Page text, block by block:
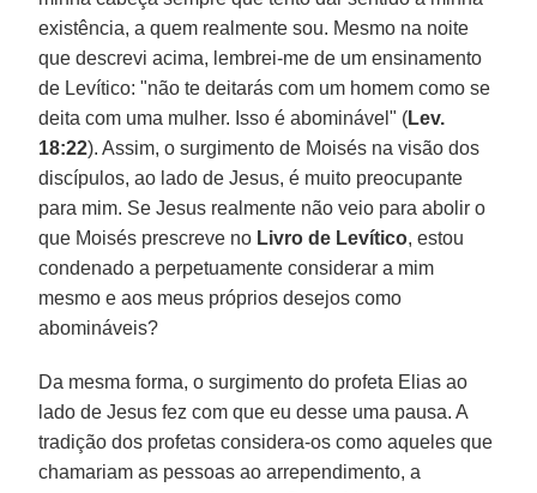
existência, a quem realmente sou. Mesmo na noite
que descrevi acima, lembrei-me de um ensinamento
de Levítico: "não te deitarás com um homem como se
deita com uma mulher. Isso é abominável" (Lev.
18:22). Assim, o surgimento de Moisés na visão dos
discípulos, ao lado de Jesus, é muito preocupante
para mim. Se Jesus realmente não veio para abolir o
que Moisés prescreve no Livro de Levítico, estou
condenado a perpetuamente considerar a mim
mesmo e aos meus próprios desejos como
abomináveis?
Da mesma forma, o surgimento do profeta Elias ao
lado de Jesus fez com que eu desse uma pausa. A
tradição dos profetas considera-os como aqueles que
chamariam as pessoas ao arrependimento, a